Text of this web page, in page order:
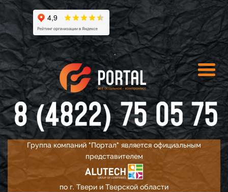
.
Группа компаний "Портал" является официальным
представителем
по г. Твери и Тверской области